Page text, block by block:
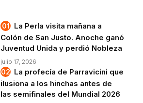
La Perla visita mañana a
Colón de San Justo. Anoche ganó
Juventud Unida y perdió Nobleza
julio 17, 2026
La profecía de Parravicini que
ilusiona a los hinchas antes de
las semifinales del Mundial 2026